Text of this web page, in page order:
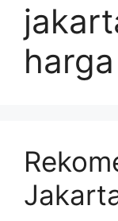
harga